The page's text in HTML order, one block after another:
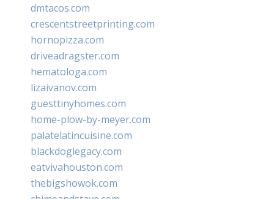
dmtacos.com
crescentstreetprinting.com
hornopizza.com
driveadragster.com
hematologa.com
lizaivanov.com
guesttinyhomes.com
home-plow-by-meyer.com
palatelatincuisine.com
blackdoglegacy.com
eatvivahouston.com
thebigshowok.com